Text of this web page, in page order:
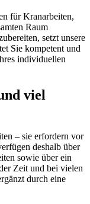
für Kranarbeiten,
Raum
setzt unsere
Sie kompetent und
individuellen
viel
– sie erfordern vor
deshalb über
sowie über ein
Zeit und bei vielen
durch eine